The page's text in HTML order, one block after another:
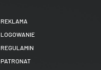
REKLAMA
LOGOWANIE
REGULAMIN
PATRONAT